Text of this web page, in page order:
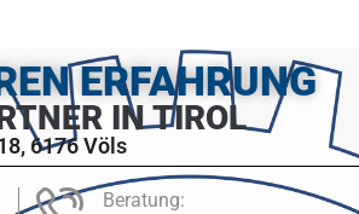
ERFAHRUNG
IN TIROL
6176 Völs
Beratung: